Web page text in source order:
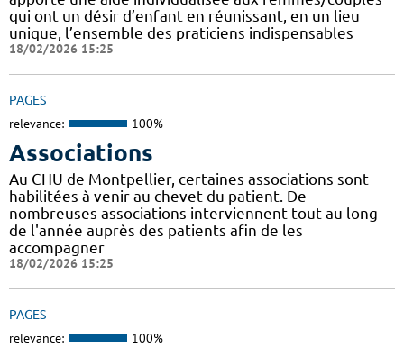
qui ont un désir d’enfant en réunissant, en un lieu
unique, l’ensemble des praticiens indispensables
18/02/2026 15:25
PAGES
relevance: 100%
Associations
Au CHU de Montpellier, certaines associations sont
habilitées à venir au chevet du patient. De
nombreuses associations interviennent tout au long
de l'année auprès des patients afin de les
accompagner
18/02/2026 15:25
PAGES
relevance: 100%